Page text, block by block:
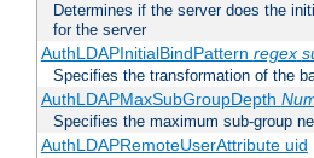
Determines if the server does the
for the server
AuthLDAPInitialBindPattern regex
Specifies the transformation of the
AuthLDAPMaxSubGroupDepth
Specifies the maximum sub-group
AuthLDAPRemoteUserAttribute uid